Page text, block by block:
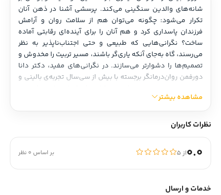
چگونه فشارهای پنهان موفقیت را مهار کنند، فضایی امن و
مشاهده بیشتر
نظرات کاربران
0.0از ۵ بر اساس 0 نظر
خدمات و ارسال